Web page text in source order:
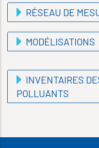
RÉSEAU DE
MODÉLISATIONS
INVENTAIRES
POLLUANTS